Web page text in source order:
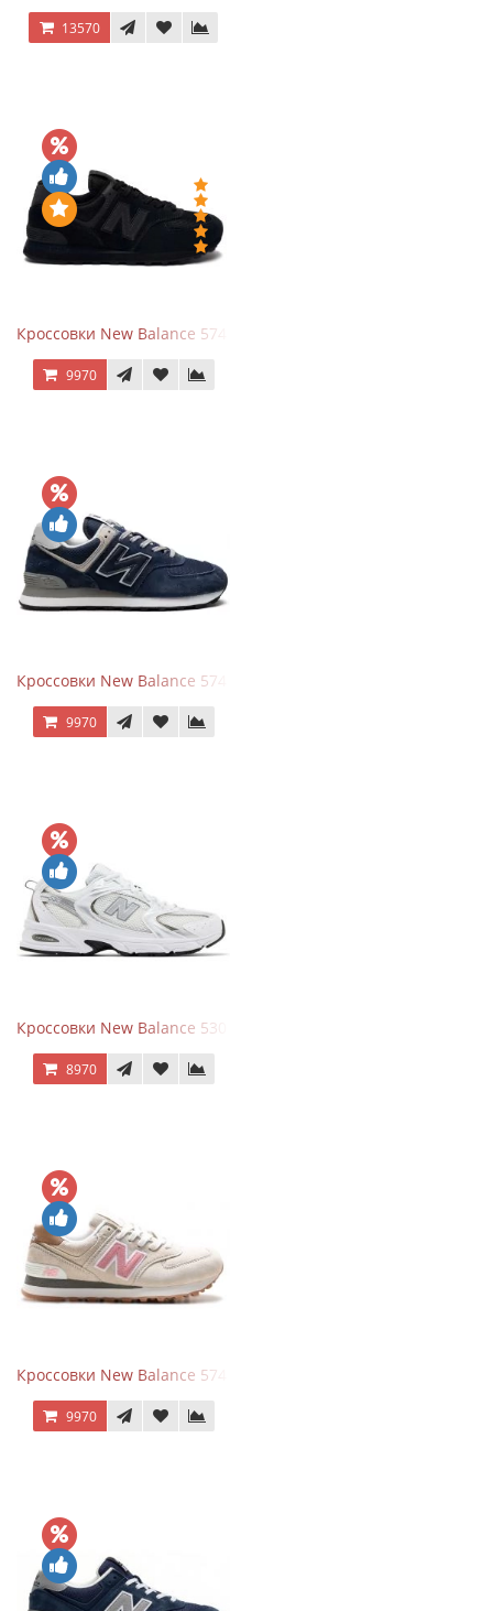
13570
Кроссовки New Balance 574 All Black
9970
Кроссовки New Balance 574 Navy Blue Grey
9970
Кроссовки New Balance 530 White Silver Metallic
8970
Кроссовки New Balance 574 Power Beige Pink
9970